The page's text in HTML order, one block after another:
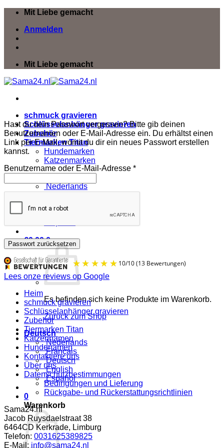
Zum
springen
Mit Liebe gemacht
Anmelden
Mit Liebe gemacht
schmuck gravieren
Schlüsselanhänger gravieren
Zubehör
Tiermarken Titan
Hundemarken
Katzenmarken
Nederlands
Deutsch
English
€0.00 0
Es befinden sich keine Produkte im Warenkorb.
Zurück zum Shop
Deutsch
Nederlands
Français
Deutsch
English
Español
0
Warenkorb
Hast du dein Passwort vergessen? Bitte gib deinen
Benutzernamen oder E-Mail-Adresse ein. Du erhältst einen
Link per E-Mail, womit du dir ein neues Passwort erstellen
kannst.
Benutzername oder E-Mail-Adresse *Erforderlich
Passwort zurücksetzen
Lees onze reviews op Google
Heim
schmuck gravieren
Schlüsselanhänger gravieren
Zubehör
Tiermarken Titan
Katzennamen
Hundenamen
Kontaktiere uns
Über uns
Datenschutzbestimmungen
Bedingungen und Lieferung
Rückgabe- und Rückerstattungsrichtlinien
Sama24.nl
Jacob Ruysdaelstraat 38
6464CD Kerkrade, Limburg
Telefon: 0031625389825
E-Mail:info@sama24.nl